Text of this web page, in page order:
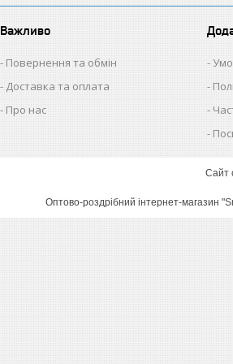
Важливо
Повернення та обмін
Доставка та оплата
Про нас
Сайт